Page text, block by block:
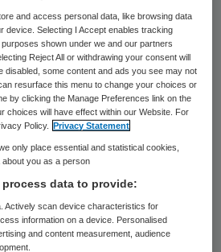
dik en beter leesbaar
onderzoek van
V&VN.
richtlijnen horende
formulieren weten
raad, zo blijkt uit het
en bevorderende
van een
De richtlijnen en
instrumenten en
and access personal data, like browsing data
device. Selecting I Accept enables tracking
shown under we and our partners
Reject All or withdrawing your consent will
disabled, some content and ads you see may not
resurface this menu to change your choices or
by clicking the Manage Preferences link on the
choices will have effect within our Website. For
Policy.
Privacy Statement
only place essential and statistical cookies,
you as a person
data to provide:
Actively scan device characteristics for
information on a device. Personalised
and content measurement, audience